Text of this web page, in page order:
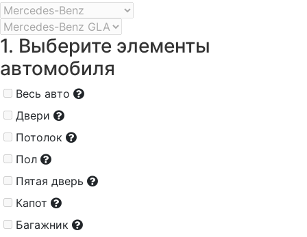
1. Выберите элементы
автомобиля
Весь авто
Двери
Потолок
Пол
Пятая дверь
Капот
Багажник